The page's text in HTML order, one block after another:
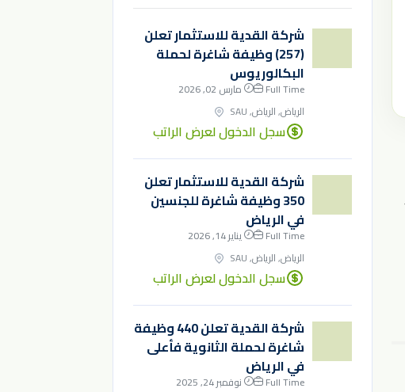
شركة القدية للاستثمار تعلن
(257) وظيفة شاغرة لحملة
البكالوريوس
Full Time
مارس 02, 2026
الرياض, الرياض, SAU
سجل الدخول لعرض الراتب
شركة القدية للاستثمار تعلن
350 وظيفة شاغرة للجنسين
في الرياض
Full Time
يناير 14, 2026
الرياض, الرياض, SAU
سجل الدخول لعرض الراتب
شركة القدية تعلن 440 وظيفة
شاغرة لحملة الثانوية فأعلى
في الرياض
Full Time
نوفمبر 24, 2025